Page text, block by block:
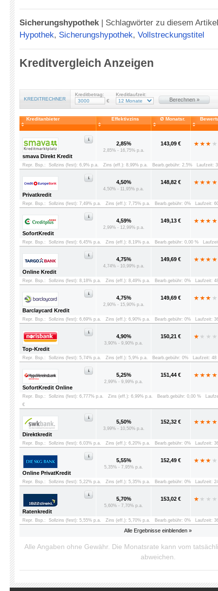
Sicherungshypothek| Schlagwörter zu diesem
Hypothek, Sicherungshypothek, Vollstreckungstitel
Kreditvergleich Anzeigen
KREDITRECHNER
Kreditbetrag:
€
Kreditlaufzeit:
Berechnen »
Kreditanbieter Effektivzins Ø Monatsr.
Alle Ergebnisse einblenden »
smava Direkt Kredit
2,85%
2,85% - 16,75% p.a.
143,09 €
Repr. Bsp.: Sollzins (fest): 6,9% p.a. Zins (eff.): 8,99% p.a. Bearb.gebühr: 2,5% Laufzeit:
Privatkredit
4,50%
4,50% - 11,95% p.a.
148,82 €
Repr. Bsp.: Sollzins (fest): 7,49% p.a. Zins (eff.): 7,75% p.a. Bearb.gebühr: 0% Laufzeit:
SofortKredit
4,59%
2,99% - 12,99% p.a.
149,13 €
Repr. Bsp.: Sollzins (fest): 6,45% p.a. Zins (eff.): 8,19% p.a. Bearb.gebühr: 0,00 %
Online Kredit
4,75%
4,74% - 10,99% p.a.
149,69 €
Repr. Bsp.: Sollzins (fest): 8,18% p.a. Zins (eff.): 8,49% p.a. Bearb.gebühr: 0% Laufzeit:
Barclaycard Kredit
4,75%
2,90% - 15,90% p.a.
149,69 €
Repr. Bsp.: Sollzins (fest): 6,69% p.a. Zins (eff.): 6,90% p.a. Bearb.gebühr: 0% Laufzeit:
Top-Kredit
4,90%
3,90% - 9,90% p.a.
150,21 €
Repr. Bsp.: Sollzins (fest): 5,74% p.a. Zins (eff.): 5,9% p.a. Bearb.gebühr: 0% Laufzeit: 48
SofortKredit Online
5,25%
2,99% - 9,99% p.a.
151,44 €
Repr. Bsp.: Sollzins (fest): 6,777% p.a. Zins (eff.): 6,99% p.a. Bearb.gebühr: 0,00 %
€
Direktkredit
5,50%
3,99% - 10,50% p.a.
152,32 €
Repr. Bsp.: Sollzins (fest): 6,03% p.a. Zins (eff.): 6,20% p.a. Bearb.gebühr: 0% Laufzeit:
Online PrivatKredit
5,55%
5,35% - 7,95% p.a.
152,49 €
Repr. Bsp.: Sollzins (fest): 5,22% p.a. Zins (eff.): 5,35% p.a. Bearb.gebühr: 0% Laufzeit:
Ratenkredit
5,70%
5,60% - 7,70% p.a.
153,02 €
Repr. Bsp.: Sollzins (fest): 5,55% p.a. Zins (eff.): 5,70% p.a. Bearb.gebühr: 0% Laufzeit:
Alle Angaben ohne Gewähr. Die Monatsrate kann vom
abweichen.